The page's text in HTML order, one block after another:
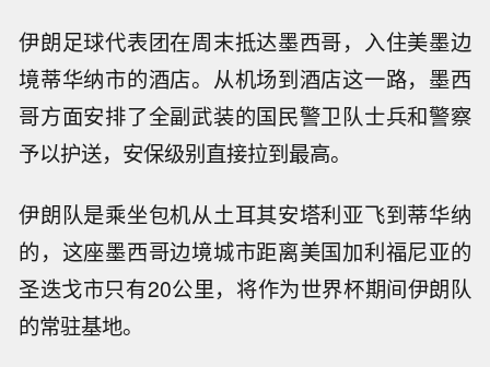
伊朗足球代表团在周末抵达墨西哥，入住美墨边
境蒂华纳市的酒店。从机场到酒店这一路，墨西
哥方面安排了全副武装的国民警卫队士兵和警察
予以护送，安保级别直接拉到最高。
伊朗队是乘坐包机从土耳其安塔利亚飞到蒂华纳
的，这座墨西哥边境城市距离美国加利福尼亚的
圣迭戈市只有20公里，将作为世界杯期间伊朗队
的常驻基地。